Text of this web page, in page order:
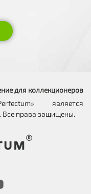
для коллекционеров
является
Все права защищены.